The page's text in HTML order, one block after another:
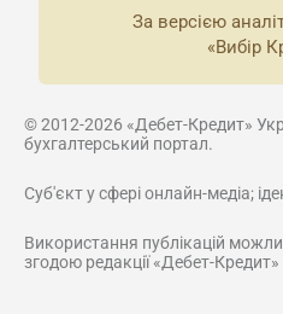
За версією
«Вибір
© 2012-2026 «Дебет-Кредит»
бухгалтерський портал.
Суб'єкт у сфері онлайн-медіа;
Використання публікацій
згодою редакції «Дебет-Кредит»